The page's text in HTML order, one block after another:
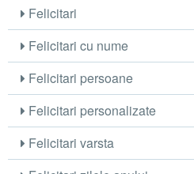
Felicitari
Felicitari cu nume
Felicitari persoane
Felicitari personalizate
Felicitari varsta